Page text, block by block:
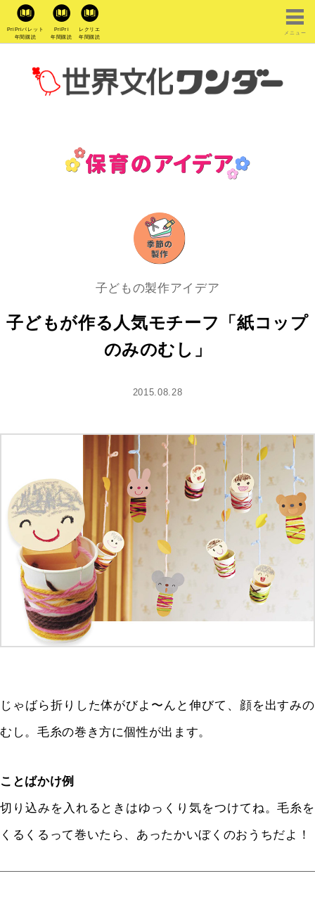
PriPriパレット
年間購読
PriPri
年間購読
レクリエ
年間購読
メニュー
子どもの製作アイデア
子どもが作る人気モチーフ「紙コップ
のみのむし」
2015.08.28
じゃばら折りした体がびよ〜んと伸びて、顔を出すみの
むし。毛糸の巻き方に個性が出ます。
ことばかけ例
切り込みを入れるときはゆっくり気をつけてね。毛糸を
くるくるって巻いたら、あったかいぼくのおうちだよ！